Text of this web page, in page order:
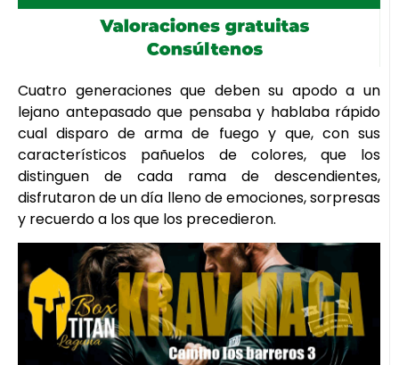
Cuatro generaciones que deben su apodo a un
lejano antepasado que pensaba y hablaba rápido
cual disparo de arma de fuego y que, con sus
característicos pañuelos de colores, que los
distinguen de cada rama de descendientes,
disfrutaron de un día lleno de emociones, sorpresas
y recuerdo a los que los precedieron.